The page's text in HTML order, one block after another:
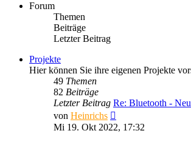
Forum
Themen
Beiträge
Letzter Beitrag
Projekte
Hier können Sie ihre eigenen Projekte
49 Themen
82 Beiträge
Letzter Beitrag Re: Bluetooth -
von Heinrichs
Beitrag
Mi 19. Okt 2022, 17:32